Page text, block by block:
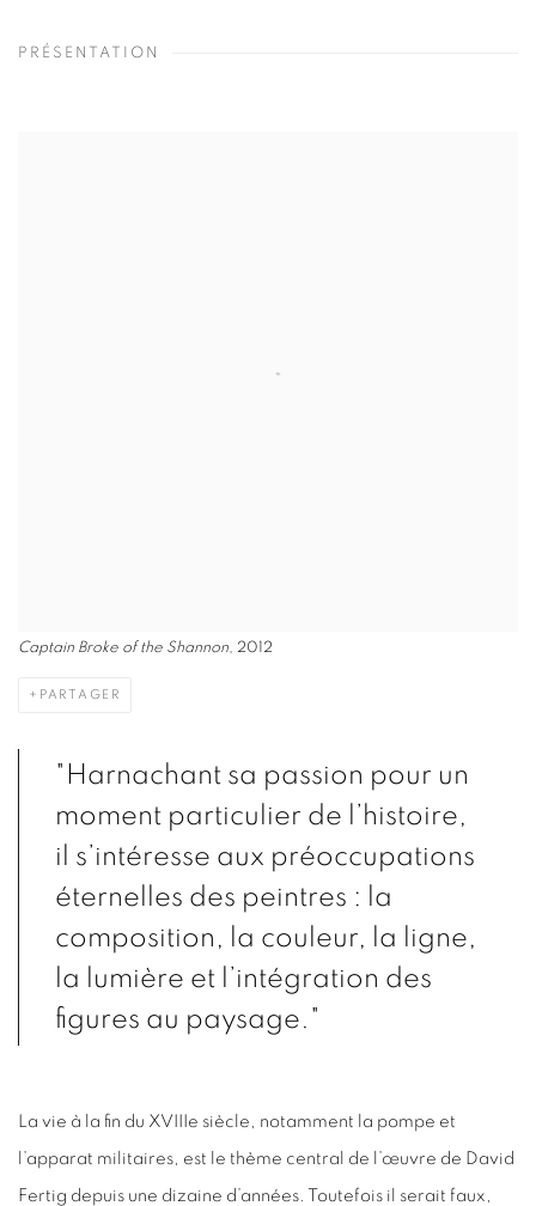
PRÉSENTATION
Captain Broke of the Shannon, 2012
PARTAGER
"Harnachant sa passion pour un
moment particulier de l’histoire,
il s’intéresse aux préoccupations
éternelles des peintres : la
composition, la couleur, la ligne,
la lumière et l’intégration des
figures au paysage."
La vie à la fin du XVIIIe siècle, notamment la pompe et
l’apparat militaires, est le thème central de l’œuvre de David
Fertig depuis une dizaine d’années. Toutefois il serait faux,